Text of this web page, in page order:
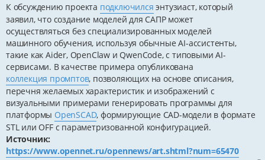
К обсуждению проекта подключился энтузиаст, который
заявил, что создание моделей для САПР может
осуществляться без специализированных моделей
машинного обучения, используя обычные AI-ассистенты,
такие как Aider, OpenClaw и QwenCode, с типовыми AI-
сервисами. В качестве примера опубликована
коллекция промптов, позволяющих на основе описания,
перечня желаемых характеристик и изображений с
визуальными примерами генерировать программы для
платформы OpenSCAD, формирующие CAD-модели в формате
STL или OFF с параметризованной конфигурацией.
Источник:
https://www.opennet.ru/opennews/art.shtml?num=65470